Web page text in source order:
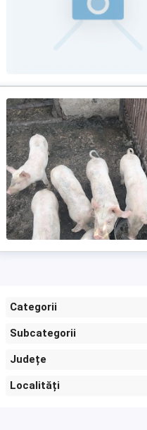
Categorii
Subcategorii
Județe
Localități